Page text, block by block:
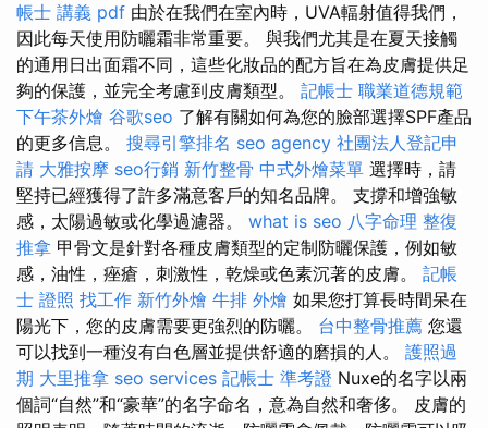
帳士 講義 pdf 由於在我們在室內時，UVA輻射值得我們，
因此每天使用防曬霜非常重要。 與我們尤其是在夏天接觸
的通用日出面霜不同，這些化妝品的配方旨在為皮膚提供足
夠的保護，並完全考慮到皮膚類型。 記帳士 職業道德規範
下午茶外燴 谷歌seo 了解有關如何為您的臉部選擇SPF產品
的更多信息。 搜尋引擎排名 seo agency 社團法人登記申
請 大雅按摩 seo行銷 新竹整骨 中式外燴菜單 選擇時，請
堅持已經獲得了許多滿意客戶的知名品牌。 支撐和增強敏
感，太陽過敏或化學過濾器。 what is seo 八字命理 整復
推拿 甲骨文是針對各種皮膚類型的定制防曬保護，例如敏
感，油性，痤瘡，刺激性，乾燥或色素沉著的皮膚。 記帳
士 證照 找工作 新竹外燴 牛排 外燴 如果您打算長時間呆在
陽光下，您的皮膚需要更強烈的防曬。 台中整骨推薦 您還
可以找到一種沒有白色層並提供舒適的磨損的人。 護照過
期 大里推拿 seo services 記帳士 準考證 Nuxe的名字以兩
個詞“自然”和“豪華”的名字命名，意為自然和奢侈。 皮膚的